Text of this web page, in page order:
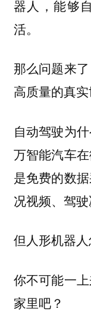
器人，能够
活。
那么问题来
高质量的真实
自动驾驶为
万智能汽车
是免费的数
况视频、驾驶
但人形机器
你不可能一
家里吧？